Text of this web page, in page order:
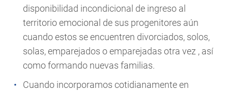
disponibilidad incondicional de ingreso al
territorio emocional de sus progenitores aún
cuando estos se encuentren divorciados, solos,
solas, emparejados o emparejadas otra vez , así
como formando nuevas familias.
Cuando incorporamos cotidianamente en